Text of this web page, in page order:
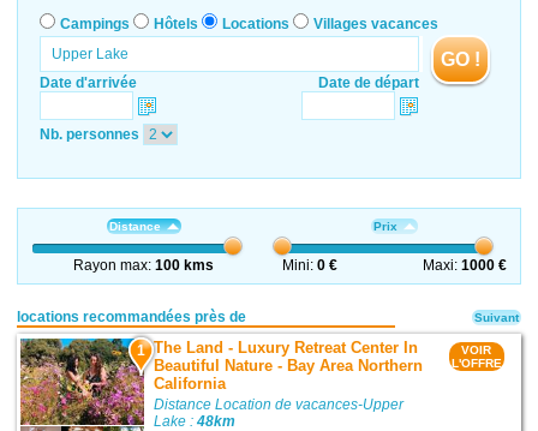
Campings Hôtels Locations Villages vacances
Date d'arrivée Date de départ
GO !
Nb. personnes
Distance
Rayon max:100 kms
Prix
Mini:0 € Maxi: 1000 €
locations recommandées près de
1 The Land - Luxury Retreat Center In
Beautiful Nature - Bay Area Northern
California
Distance Location de vacances-Upper
Lake :48km
VOIR
L'OFFRE
Suivant